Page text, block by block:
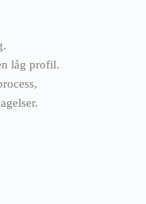
låg profil.